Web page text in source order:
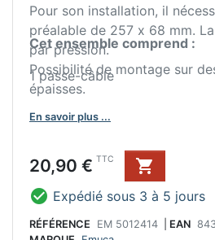
Pour son installation, il
préalable de 257 x 68 mm.
par pression.
Possibilité de montage sur
épaisses.
Cet ensemble comprend :
1 passe-câble
En savoir plus ...
Prix
20,90 € TTC

 Expédié sous 3 à 5 jours
RÉFÉRENCE EM 5012414 EAN